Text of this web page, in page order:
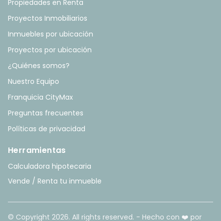
Propiedades en Renta
Proyectos Inmobiliarios
Inmuebles por ubicación
Proyectos por ubicación
¿Quiénes somos?
Nuestro Equipo
Franquicia CityMax
Preguntas frecuentes
Políticas de privacidad
Herramientas
Calculadora hipotecaria
Vende / Renta tu inmueble
© Copyright 2026. All rights reserved. - Hecho con ❤️ por